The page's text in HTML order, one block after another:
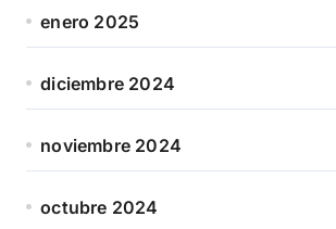
enero 2025
diciembre 2024
noviembre 2024
octubre 2024